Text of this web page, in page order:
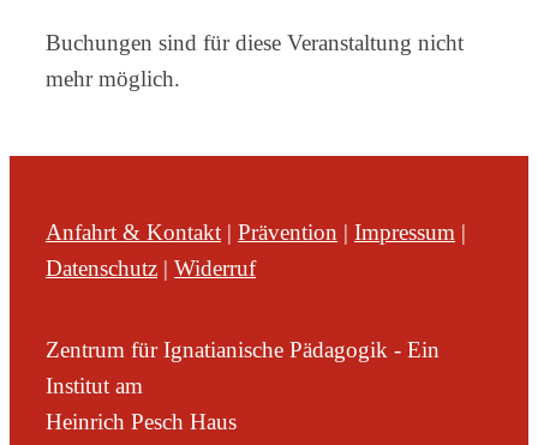
Buchungen sind für diese Veranstaltung nicht
mehr möglich.
Anfahrt & Kontakt | Prävention | Impressum |
Datenschutz | Widerruf
Zentrum für Ignatianische Pädagogik - Ein
Institut am
Heinrich Pesch Haus